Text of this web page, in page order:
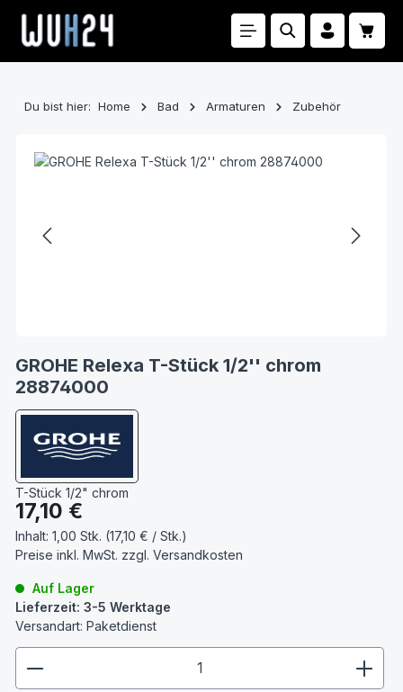
Zum Hauptinhalt springen
Du bist hier: Home Bad Armaturen Zubehör
GROHE Relexa T-Stück 1/2'' chrom
28874000
T-Stück 1/2" chrom
Regulärer Preis:
17,10 €
Inhalt: 1,00 Stk. (17,10 € / Stk.)
Preise inkl. MwSt. zzgl. Versandkosten
Auf Lager
Lieferzeit: 3-5 Werktage
Versandart: Paketdienst